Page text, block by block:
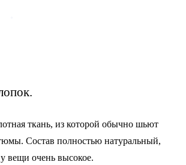
ткань, из которой обычно шьют
Состав полностью натуральный,
вещи очень высокое.